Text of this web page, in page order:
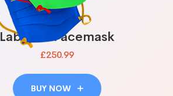
Lab N95 Facemask
£250.99
BUY NOW